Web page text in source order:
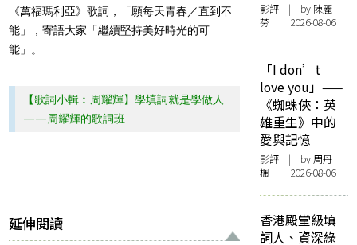
《萬福瑪利亞》歌詞，「願每天青春／直到不
能」，寄語大家「繼續堅持美好時光的可
能」。
【歌詞小輯︰周耀輝】學填詞就是學做人
——周耀輝的歌詞班
延伸閱讀
影評 | by 陳麗
芬 | 2026-08-06
「I don’t
love you」——
《蜘蛛俠：英
雄重生》中的
愛與記憶
影評 | by周丹
楓 | 2026-08-06
香港殿堂級填
詞人、資深綠